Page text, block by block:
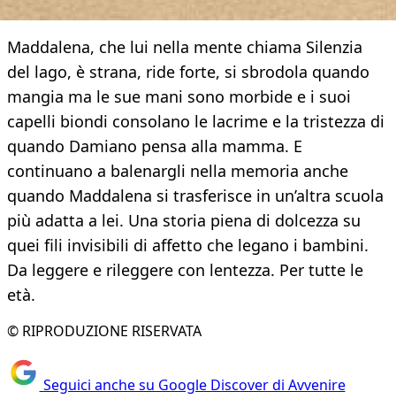
Maddalena, che lui nella mente chiama Silenzia
del lago, è strana, ride forte, si sbrodola quando
mangia ma le sue mani sono morbide e i suoi
capelli biondi consolano le lacrime e la tristezza di
quando Damiano pensa alla mamma. E
continuano a balenargli nella memoria anche
quando Maddalena si trasferisce in un’altra scuola
più adatta a lei. Una storia piena di dolcezza su
quei fili invisibili di affetto che legano i bambini.
Da leggere e rileggere con lentezza. Per tutte le
età.
© RIPRODUZIONE RISERVATA
Seguici anche su Google Discover di Avvenire